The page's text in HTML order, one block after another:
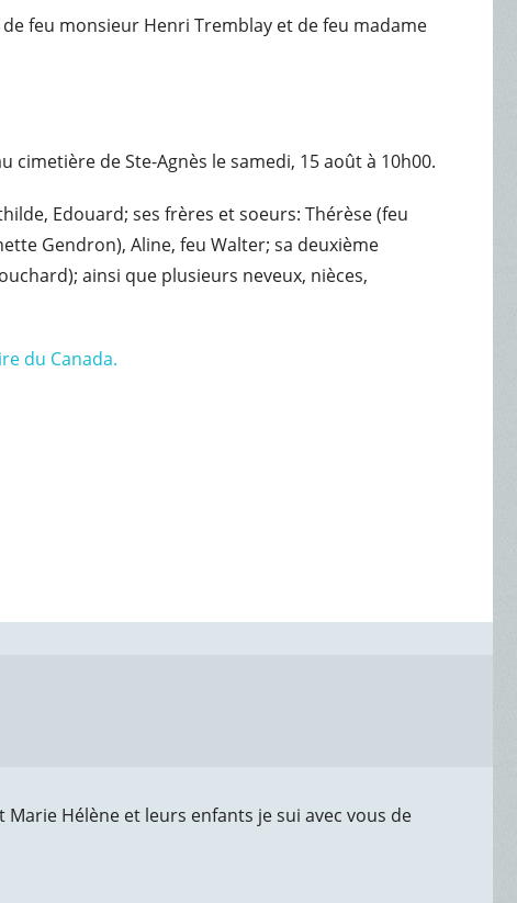
de feu monsieur Henri Tremblay et de feu madame
cimetière de Ste-Agnès le samedi, 15 août à 10h00.
Edouard; ses frères et soeurs: Thérèse (feu
Gendron), Aline, feu Walter; sa deuxième
ainsi que plusieurs neveux, nièces,
du Canada.
Hélène et leurs enfants je sui avec vous de